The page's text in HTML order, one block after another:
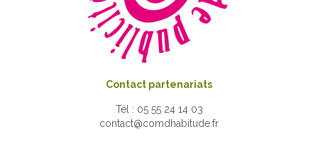
Contact partenariats
Tél : 05 55 24 14 03
contact@comdhabitude.fr